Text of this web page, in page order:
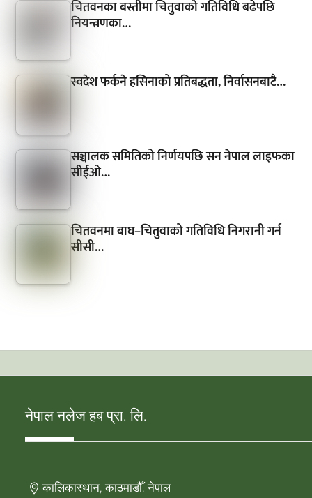
चितवनका बस्तीमा चितुवाको गतिविधि बढेपछि
नियन्त्रणका…
स्वदेश फर्कने हसिनाको प्रतिबद्धता, निर्वासनबाटै…
सञ्चालक समितिको निर्णयपछि सन नेपाल लाइफका
सीईओ…
चितवनमा बाघ–चितुवाको गतिविधि निगरानी गर्न
सीसी…
नेपाल नलेज हब प्रा. लि.
कालिकास्थान, काठमाडौँ, नेपाल